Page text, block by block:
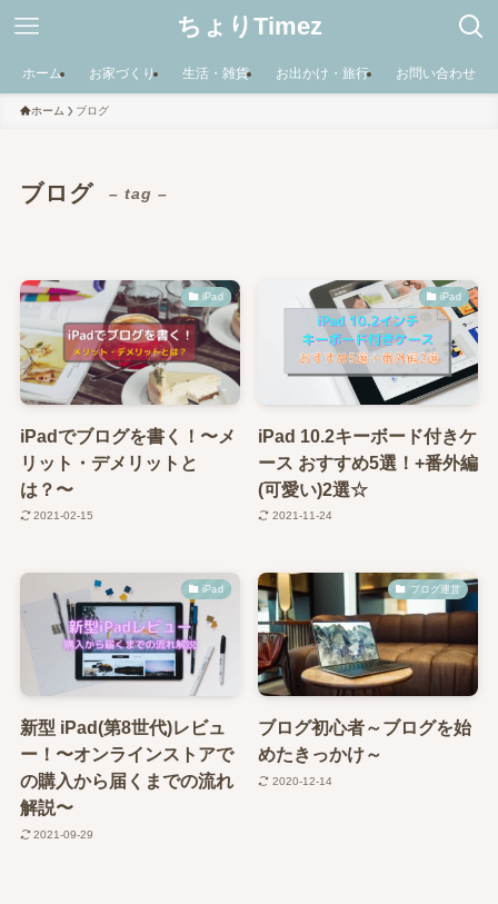
ちょりTimez
ホーム お家づくり 生活・雑貨 お出かけ・旅行 お問い合わせ
ホーム ブログ
ブログ – tag –
iPad
iPadでブログを書く！〜メ
リット・デメリットと
は？〜
2021-02-15
iPad
iPad 10.2キーボード付きケ
ース おすすめ5選！+番外編
(可愛い)2選☆
2021-11-24
iPad
新型 iPad(第8世代)レビュ
ー！〜オンラインストアで
の購入から届くまでの流れ
解説〜
2021-09-29
ブログ運営
ブログ初心者～ブログを始
めたきっかけ～
2020-12-14